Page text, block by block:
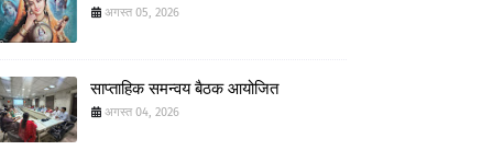
अगस्त 05, 2026
साप्ताहिक समन्वय बैठक आयोजित
अगस्त 04, 2026